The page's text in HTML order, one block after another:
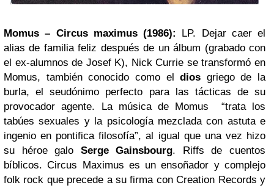
Momus – Circus maximus (1986):
LP. Dejar caer el
alias de familia feliz después de un álbum (grabado con
el ex-alumnos de Josef K), Nick Currie se transformó en
Momus, también conocido como eldios griego de la
burla, el seudónimo perfecto para las tácticas de su
provocador agente. La música de Momus “trata los
tabúes sexuales y la psicología mezclada con astuta e
ingenio en pontifica filosofía”, al igual que una vez hizo
su héroe galo Serge Gainsbourg. Riffs de cuentos
bíblicos. Circus Maximus es un ensoñador y complejo
folk rock que precede a su firma con Creation Records y